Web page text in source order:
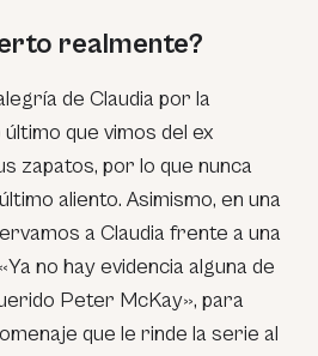
realmente?
de Claudia por la
que vimos del ex
zapatos, por lo que nunca
aliento. Asimismo, en una
a Claudia frente a una
Ya no hay evidencia alguna de
Peter McKay», para
que le rinde la serie al